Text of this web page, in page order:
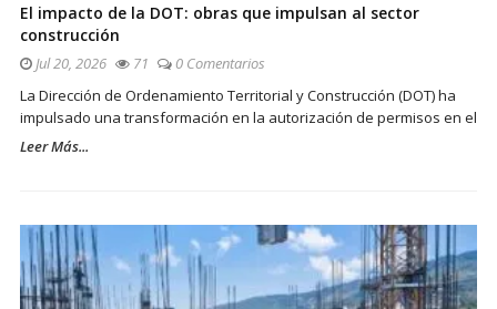
El impacto de la DOT: obras que impulsan al sector
construcción
Jul 20, 2026 71
0 Comentarios
La Dirección de Ordenamiento Territorial y Construcción (DOT) ha
impulsado una transformación en la autorización de permisos en el
Leer Más...